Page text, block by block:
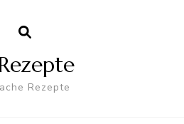
Rezepte